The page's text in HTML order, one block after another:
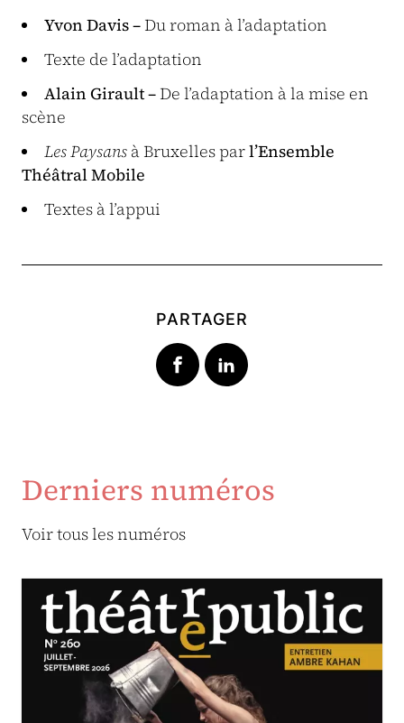
Yvon Davis – Du roman à l’adaptation
Texte de l’adaptation
Alain Girault – De l’adaptation à la mise en
scène
Les Paysans à Bruxelles parl’Ensemble
Théâtral Mobile
Textes à l’appui
PARTAGER
Derniers numéros
Voir tous les numéros